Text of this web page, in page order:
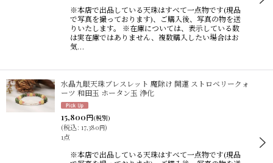
※本店で出品している天珠はすべて一点物です(現品
で写真を撮っております)、ご購入後、写真の物を送
りいたします。 ※在庫については、表示している数
は実在庫ではありません、複数購入したい場合はお
気…
水晶九眼天珠ブレスレット 魔除け 開運 ストロベリークォ
ーツ 和田玉 ホータン玉 浄化
15,800円(税別)
(税込: 17,380円)
1点
※本店で出品している天珠はすべて一点物です(現品